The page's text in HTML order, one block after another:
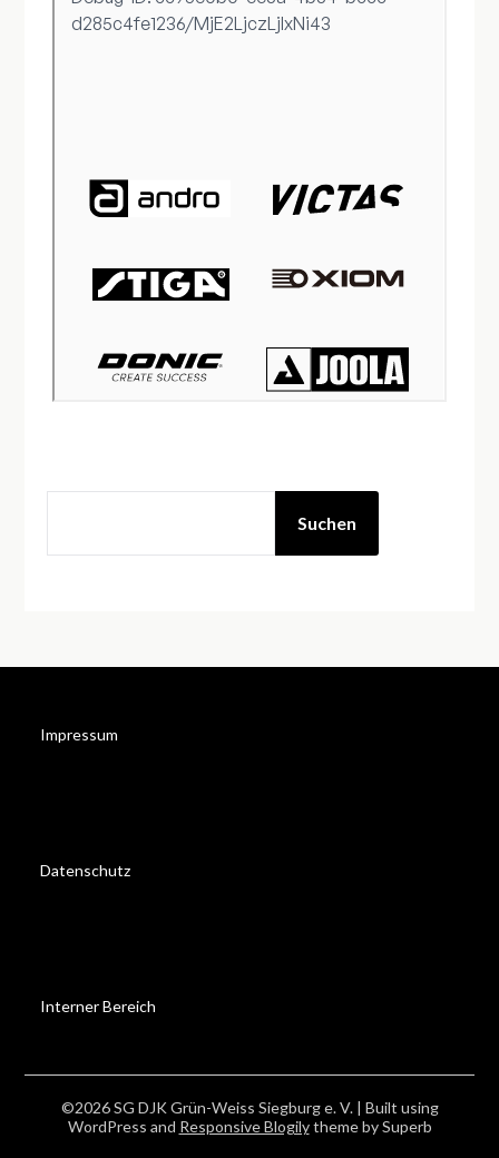
Suchen
Impressum
Datenschutz
Interner Bereich
©2026 SG DJK Grün-Weiss Siegburg e. V. | Built using
WordPress and Responsive Blogilytheme by Superb